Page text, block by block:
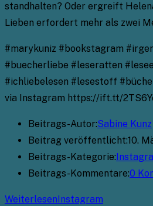
standhalten? Oder ergreift
Lieben erfordert mehr als zwei
#marykuniz #bookstagram
#buecherliebe #leseratten
#ichliebelesen #lesestoff
via Instagram https://ift.tt/
Beitrags-Autor:Sabine Kunz
Beitrag veröffentlicht:10.
Beitrags-Kategorie:
Beitrags-Kommentare:0
Weiterlesen Instagram